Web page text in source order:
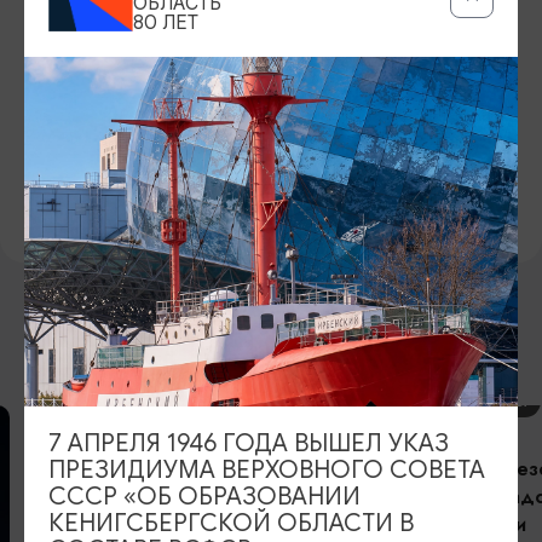
12+
БИЛЕТЫ
3000 рублей с человека
ВКОНТАКТЕ
https://vk.com/kafe_solenaya_vorona
ВОЗМОЖНО ВАС ЗАИНТЕРЕСУЕТ
КОНЦЕРТЫ
Открытие
филармонии
80 ЛЕТ
7 АПРЕЛЯ 1946 ГОДА ВЫШЕЛ УКАЗ
ПРЕЗИДИУМА ВЕРХОВНОГО СОВЕТА
СССР «ОБ ОБРАЗОВАНИИ
КЕНИГСБЕРГСКОЙ ОБЛАСТИ В